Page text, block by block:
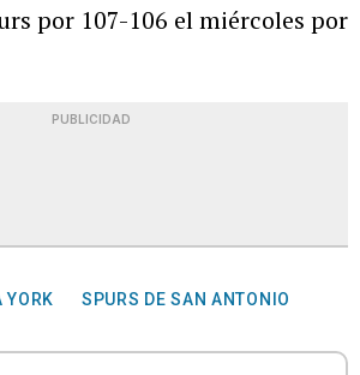
por 107-106 el miércoles por
PUBLICIDAD
YORK
SPURS DE SAN ANTONIO